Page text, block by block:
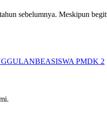
sebelumnya. Meskipun
BEASISWA PMDK 2